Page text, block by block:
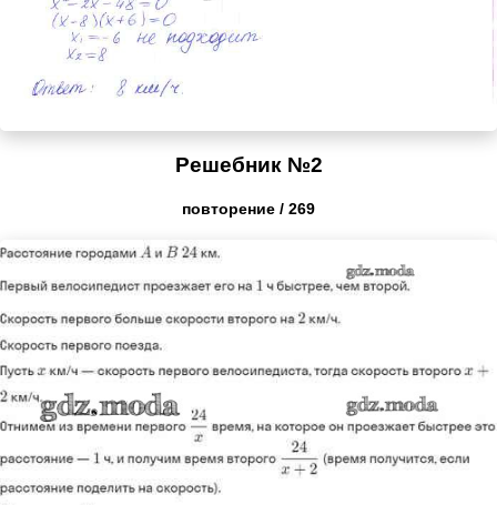
Решебник №2
повторение / 269